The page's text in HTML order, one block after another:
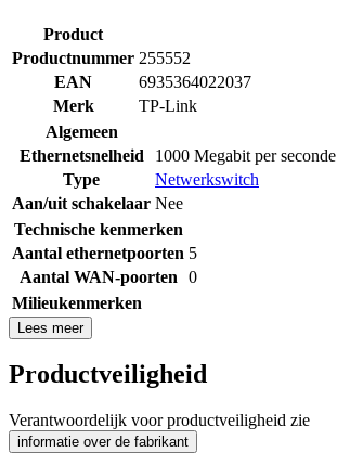
Product
Productnummer 255552
EAN
6935364022037
Merk
TP-Link
Algemeen
Ethernetsnelheid
1000 Megabit per seconde
Type
Netwerkswitch
Aan/uit schakelaar Nee
Technische kenmerken
Aantal ethernetpoorten 5
Aantal WAN-poorten
0
Milieukenmerken
Lees meer
Productveiligheid
Verantwoordelijk voor productveiligheid zie
informatie over de fabrikant